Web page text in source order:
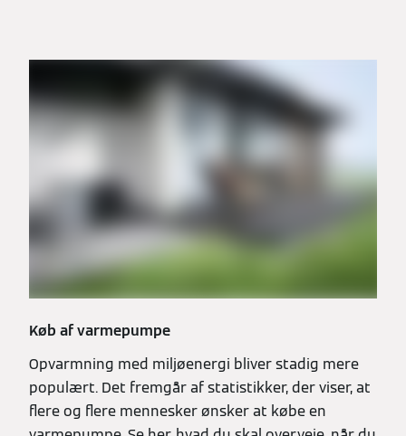
Køb af varmepumpe
Opvarmning med miljøenergi bliver stadig mere
populært. Det fremgår af statistikker, der viser, at
flere og flere mennesker ønsker at købe en